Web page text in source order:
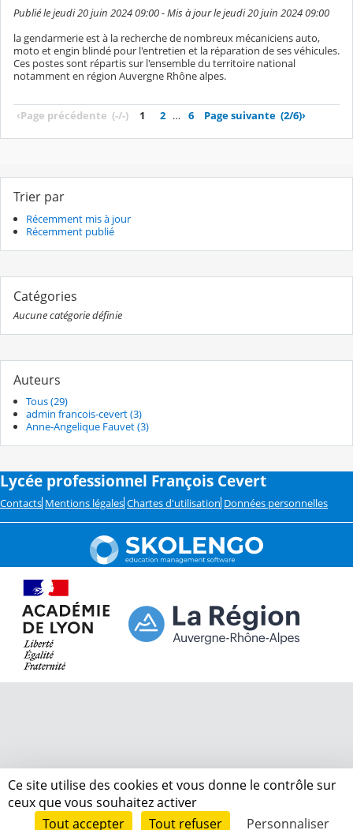
Publié le jeudi 20 juin 2024 09:00 - Mis à jour le jeudi 20 juin 2024 09:00
la gendarmerie est à la recherche de nombreux mécaniciens auto,
moto et engin blindé pour l'entretien et la réparation de ses véhicules.
Ces postes sont répartis sur l'ensemble du territoire national
notamment en région Auvergne Rhône alpes.
‹Page précédente (-/-) 1 2 … 6 Page suivante (2/6)›
Trier par
Récemment mis à jour
Récemment publié
Catégories
Aucune catégorie définie
Auteurs
Tous (29)
admin francois-cevert (3)
Anne-Angelique Fauvet (3)
Lycée professionnel François Cevert
Contacts Mentions légales Chartes d'utilisation Données personnelles
Ce site utilise des cookies et vous donne le contrôle sur
ceux que vous souhaitez activer
Tout accepter
Tout refuser Personnaliser